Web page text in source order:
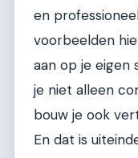
en
voorbeelden
aan op je eigen
je niet alleen
bouw je ook
En dat is